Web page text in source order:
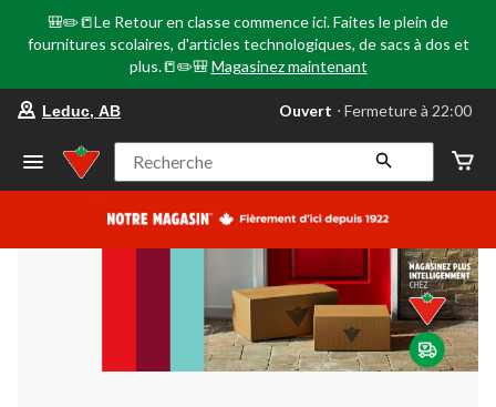
🎒✏️📒Le Retour en classe commence ici. Faites le plein de
fournitures scolaires, d'articles technologiques, de sacs à dos et
plus.📒✏️🎒 Magasinez maintenant
votre
préféré
Leduc,
AB,
courament
Fermeture
à
22:00
cliquer
pour
changer
Leduc, AB Ouvert ⋅ Fermeture à 22:00
Recherche